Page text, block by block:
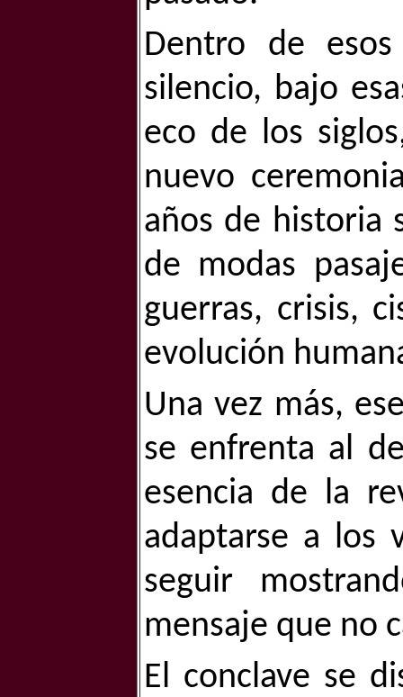
Dentro de
silencio, bajo
eco de los
nuevo
años de historia
de modas
guerras, crisis,
evolución
Una vez más,
se enfrenta al
esencia de la
adaptarse a los
seguir
mensaje que no
El conclave se